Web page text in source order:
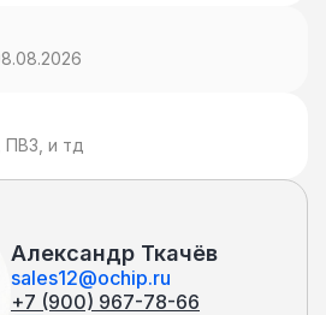
ПВЗ, и тд
Александр Ткачёв
sales12@ochip.ru
+7 (900) 967-78-66